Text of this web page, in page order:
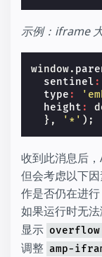
示例：iframe
window.
sentinel :
type :
height :
},
'*' );
收到此消息后
但会考虑以下
作是否仍在进行
如果运行时无
显示 overflow
调整 amp-